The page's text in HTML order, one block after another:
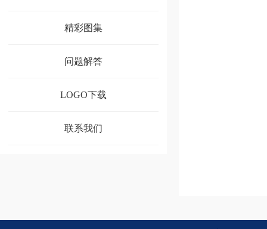
精彩图集
问题解答
LOGO下载
联系我们